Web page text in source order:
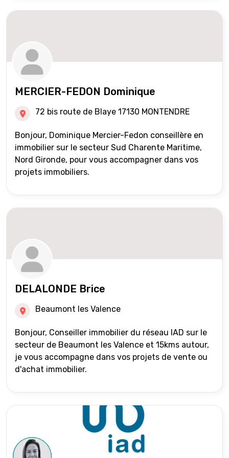
MERCIER-FEDON Dominique
72 bis route de Blaye 17130 MONTENDRE
Bonjour, Dominique Mercier-Fedon conseillère en
immobilier sur le secteur Sud Charente Maritime,
Nord Gironde, pour vous accompagner dans vos
projets immobiliers.
DELALONDE Brice
Beaumont les Valence
Bonjour, Conseiller immobilier du réseau IAD sur le
secteur de Beaumont les Valence et 15kms autour,
je vous accompagne dans vos projets de vente ou
d'achat immobilier.